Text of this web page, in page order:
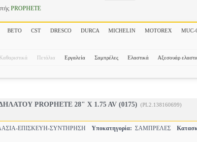
PROPHETE
BETO CST DRESCO DURCA MICHELIN MOTOREX MUC-
Πετάλια Εργαλεία Σαμπρέλες Ελαστικά Αξεσουάρ
PROPHETE 28" X 1.75 AV (0175) (PL2.138160699)
ΕΠΙΣΚΕΥΗ-ΣΥΝΤΗΡΗΣΗ Υποκατηγορία: ΣΑΜΠΡΕΛΕΣ